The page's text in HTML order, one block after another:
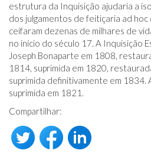
estrutura da Inquisição ajudaria a
dos julgamentos de feitiçaria ad hoc
ceifaram dezenas de milhares de
no início do século 17. A Inquisição
Joseph Bonaparte em 1808,
1814, suprimida em 1820,
suprimida definitivamente em 1834.
suprimida em 1821.
Compartilhar: